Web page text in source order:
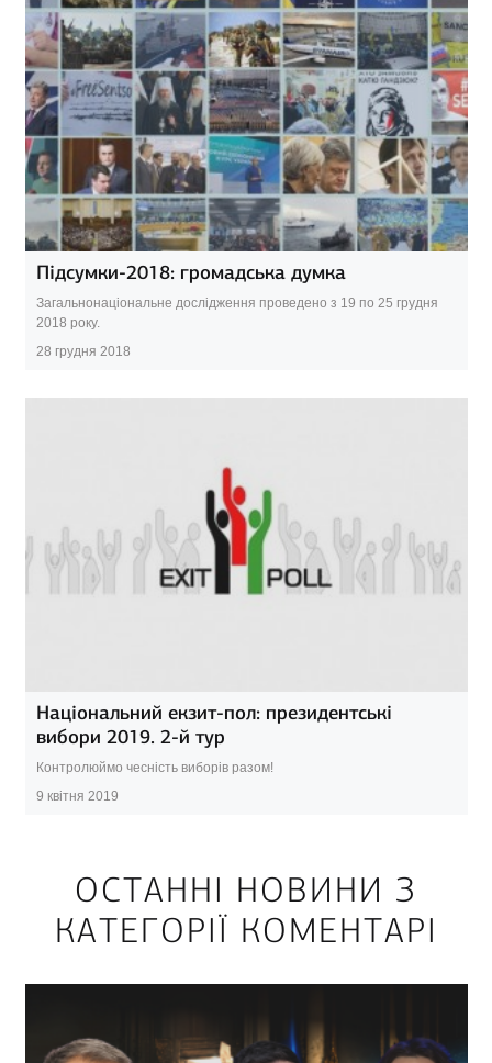
Підсумки-2018: громадська думка
Загальнонаціональне дослідження проведено з 19 по 25 грудня
2018 року.
28 грудня 2018
Національний екзит-пол: президентські
вибори 2019. 2-й тур
Контролюймо чесність виборів разом!
9 квітня 2019
ОСТАННІ НОВИНИ З
КАТЕГОРІЇ КОМЕНТАРІ